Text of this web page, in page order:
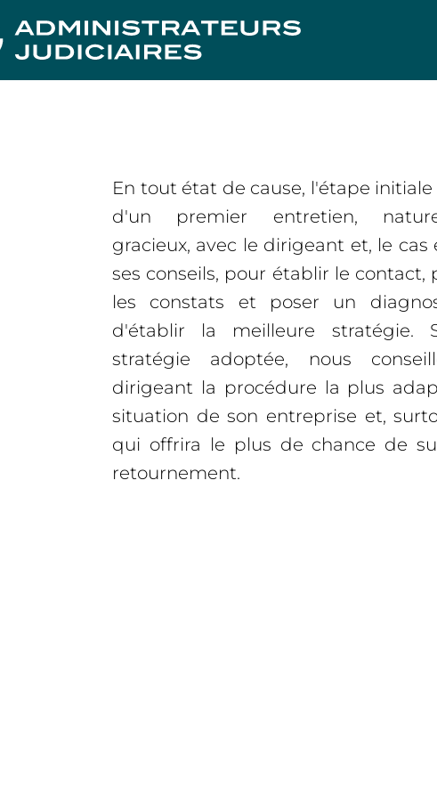
En tout état de cause, l'étape initiale
d'un premier entretien,
gracieux, avec le dirigeant et, le cas
ses conseils, pour établir le contact,
les constats et poser un
d'établir la meilleure stratégie.
stratégie adoptée, nous
dirigeant la procédure la plus
situation de son entreprise et,
qui offrira le plus de chance de
retournement.